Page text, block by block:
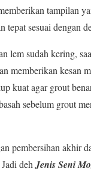
tampilan
sesuai dengan
lem sudah kering,
memberikan kesan
kuat agar grout
sebelum grout
pembersihan akhir
deh Jenis Seni